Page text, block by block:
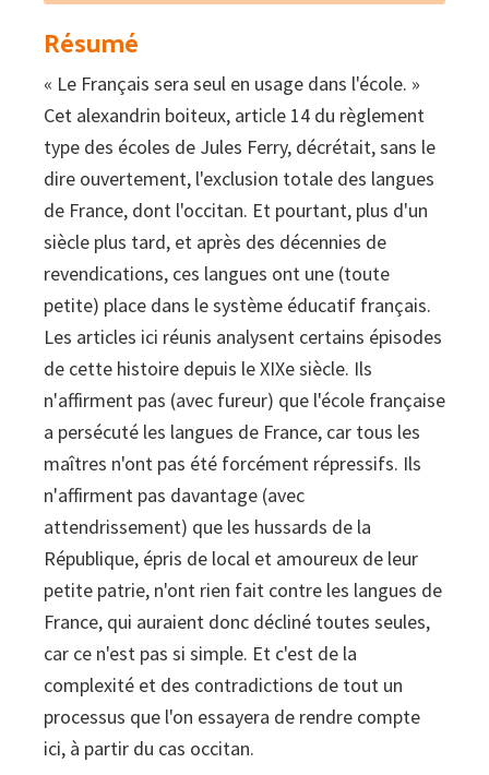
et
l'occitan
:
Le
sourd
et
le
bègue
Résumé
« Le Français sera seul en usage dans l'école. »
Cet alexandrin boiteux, article 14 du règlement
type des écoles de Jules Ferry, décrétait, sans le
dire ouvertement, l'exclusion totale des langues
de France, dont l'occitan. Et pourtant, plus d'un
siècle plus tard, et après des décennies de
revendications, ces langues ont une (toute
petite) place dans le système éducatif français.
Les articles ici réunis analysent certains épisodes
de cette histoire depuis le XIXe siècle. Ils
n'affirment pas (avec fureur) que l'école française
a persécuté les langues de France, car tous les
maîtres n'ont pas été forcément répressifs. Ils
n'affirment pas davantage (avec
attendrissement) que les hussards de la
République, épris de local et amoureux de leur
petite patrie, n'ont rien fait contre les langues de
France, qui auraient donc décliné toutes seules,
car ce n'est pas si simple. Et c'est de la
complexité et des contradictions de tout un
processus que l'on essayera de rendre compte
ici, à partir du cas occitan.